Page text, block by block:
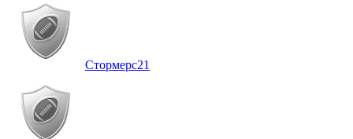
Стормерс21